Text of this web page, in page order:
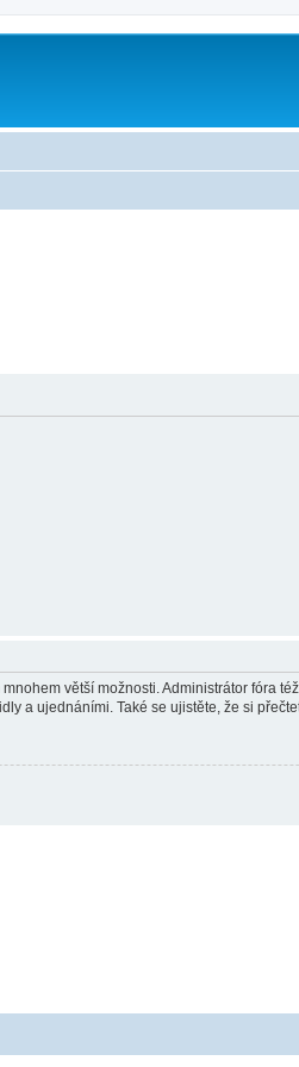
větší možnosti. Administrátor fóra
a ujednáními. Také se ujistěte, že si